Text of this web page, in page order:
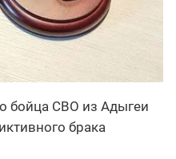
бойца СВО из Адыгеи
брака